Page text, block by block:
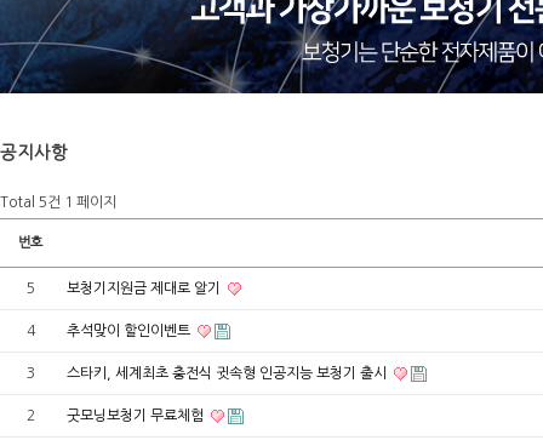
공지사항
Total 5건 1 페이지
번호
5 보청기지원금 제대로 알기
4 추석맞이 할인이벤트
3 스타키, 세계최초 충전식 귓속형 인공지능 보청기 출시
2 굿모닝보청기 무료체험